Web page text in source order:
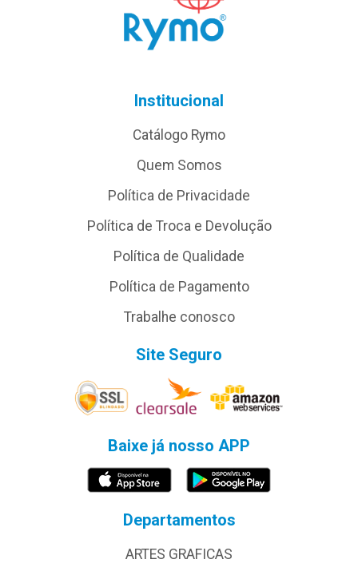
Institucional
Catálogo Rymo
Quem Somos
Política de Privacidade
Política de Troca e Devolução
Política de Qualidade
Política de Pagamento
Trabalhe conosco
Site Seguro
Baixe já nosso APP
Departamentos
ARTES GRAFICAS